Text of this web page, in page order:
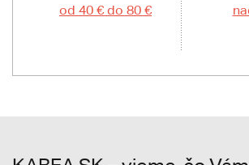
od 40 € do 80 €